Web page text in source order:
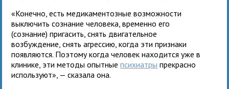
«Конечно, есть медикаментозные возможности
выключить сознание человека, временно его
(сознание) пригасить, снять двигательное
возбуждение, снять агрессию, когда эти признаки
появляются. Поэтому когда человек находится уже в
клинике, эти методы опытныепсихиатры прекрасно
используют», — сказала она.